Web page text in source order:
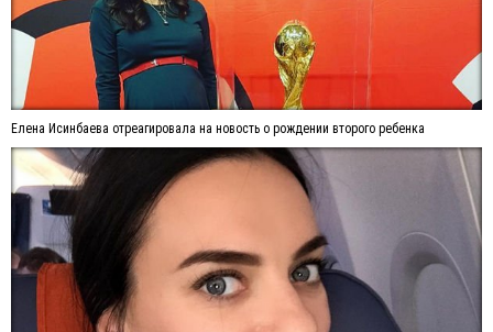
Елена Исинбаева отреагировала на новость о рождении второго ребенка